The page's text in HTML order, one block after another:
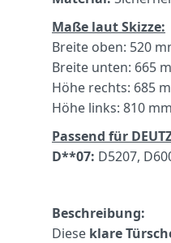
Maße laut Skizze:
Breite oben: 520
Breite unten: 665
Höhe rechts: 685
Höhe links: 810 mm
Passend für
D**07: D5207,
Beschreibung:
Diese klare